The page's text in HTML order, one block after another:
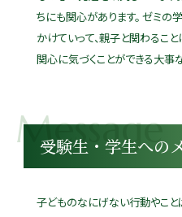
ちにも関心があります。 ゼミの
かけていって、親子と関わるこ
関心に気づくことができる大事
受験生・学生への
子どものなにげない行動やこと